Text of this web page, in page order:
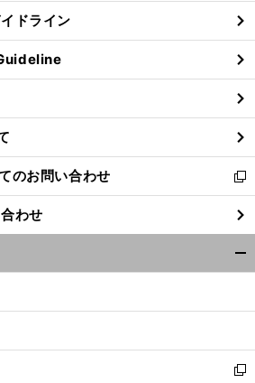
る
し
い
ウ
ィ
ン
ド
ウ
で
開
く
ドライン
のお問い合わせ
新
し
い
ウ
ィ
ン
ウ
開
く
わせ
新